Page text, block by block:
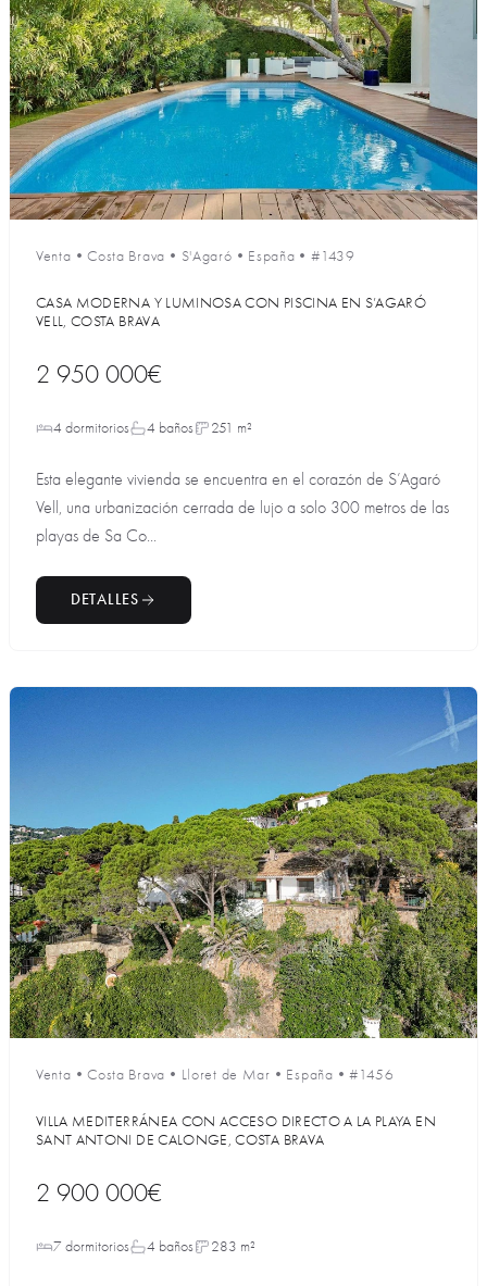
Venta •Costa Brava • S'Agaró • España •#1439
CASA MODERNA Y LUMINOSA CON PISCINA EN S’AGARÓ
VELL, COSTA BRAVA
2 950 000€
4 dormitorios 4 baños 251 m²
Esta elegante vivienda se encuentra en el corazón de S’Agaró
Vell, una urbanización cerrada de lujo a solo 300 metros de las
playas de Sa Co...
DETALLES
Venta •Costa Brava • Lloret de Mar • España •#1456
VILLA MEDITERRÁNEA CON ACCESO DIRECTO A LA PLAYA EN
SANT ANTONI DE CALONGE, COSTA BRAVA
2 900 000€
7 dormitorios 4 baños 283 m²